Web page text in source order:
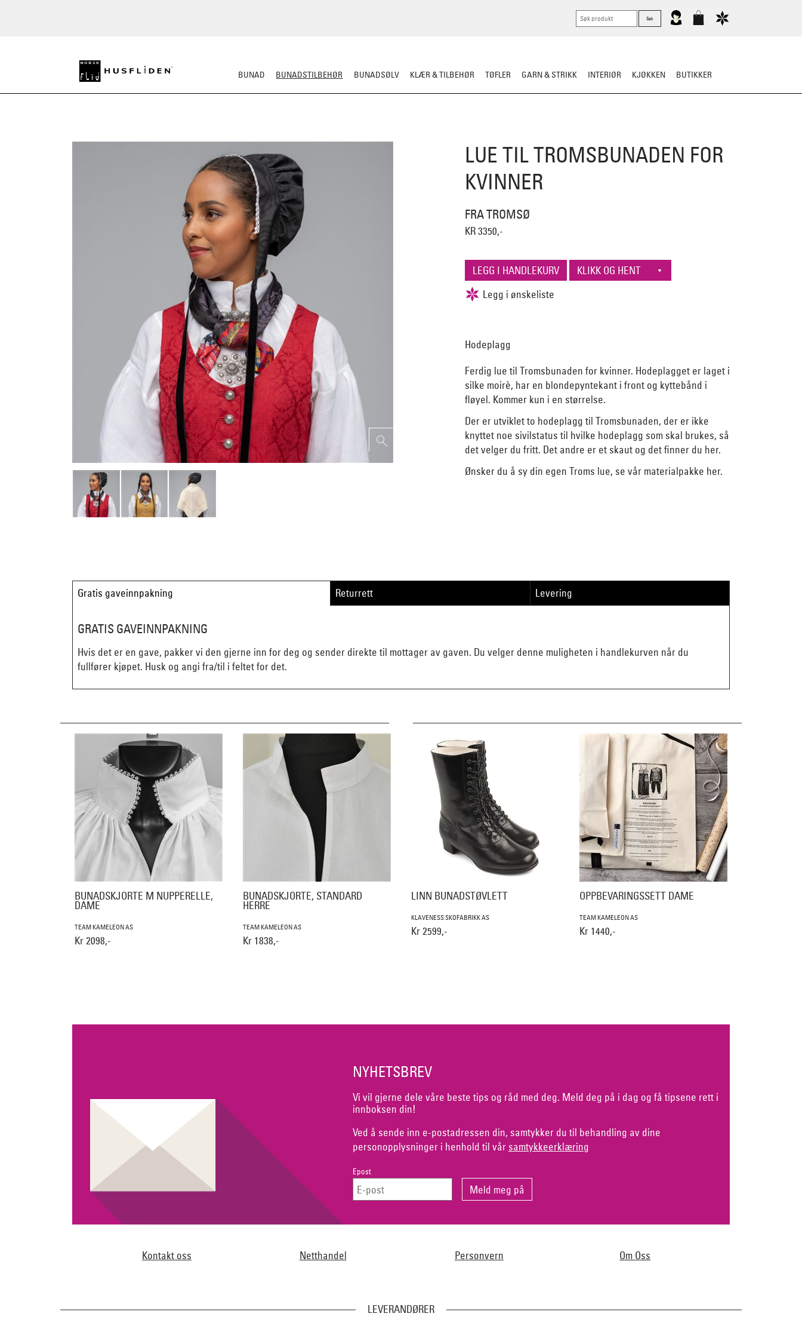
BUNAD BUNADSTILBEHØR BUNADSØLV KLÆR & TILBEHØR TØFLER GARN & STRIKK INTERIØR KJØKKEN BUTIKKER
LUE TIL TROMSBUNADEN FOR
KVINNER
FRA TROMSØ
KR 3350,-
Hodeplagg
Ferdig lue til Tromsbunaden for kvinner. Hodeplagget er laget i
silke moirè, har en blondepyntekant i front og kyttebånd i
fløyel. Kommer kun i en størrelse.
Der er utviklet to hodeplagg til Tromsbunaden, der er ikke
knyttet noe sivilstatus til hvilke hodeplagg som skal brukes, så
det velger du fritt. Det andre er et skaut og det finner du her.
Ønsker du å sy din egen Troms lue, se vår materialpakke her.
Gratis gaveinnpakning Returrett Levering
GRATIS GAVEINNPAKNING
Hvis det er en gave, pakker vi den gjerne inn for deg og sender direkte til mottager av gaven. Du velger denne muligheten i handlekurven når du
fullfører kjøpet. Husk og angi fra/til i feltet for det.
BUNADSKJORTE M NUPPERELLE,
DAME
TEAM KAMELEON AS
Kr 2098,-
BUNADSKJORTE, STANDARD
HERRE
TEAM KAMELEON AS
Kr 1838,-
LINN BUNADSTØVLETT
KLAVENESS SKOFABRIKK AS
Kr 2599,-
OPPBEVARINGSSETT DAME
TEAM KAMELEON AS
Kr 1440,-
NYHETSBREV
Vi vil gjerne dele våre beste tips og råd med deg. Meld deg på i dag og få tipsene rett i
innboksen din!
Ved å sende inn e-postadressen din, samtykker du til behandling av dine
personopplysninger i henhold til vår samtykkeerklæring
Epost
Kontakt oss Netthandel Personvern Om Oss
LEVERANDØRER